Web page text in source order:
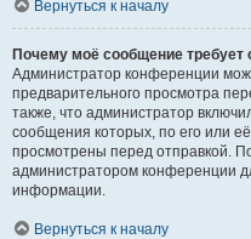
Вернуться к началу
Почему моё сообщение требует
Администратор конференции
предварительного просмотра
также, что администратор
сообщения которых, по его или
просмотрены перед отправкой.
администратором конференции
информации.
Вернуться к началу